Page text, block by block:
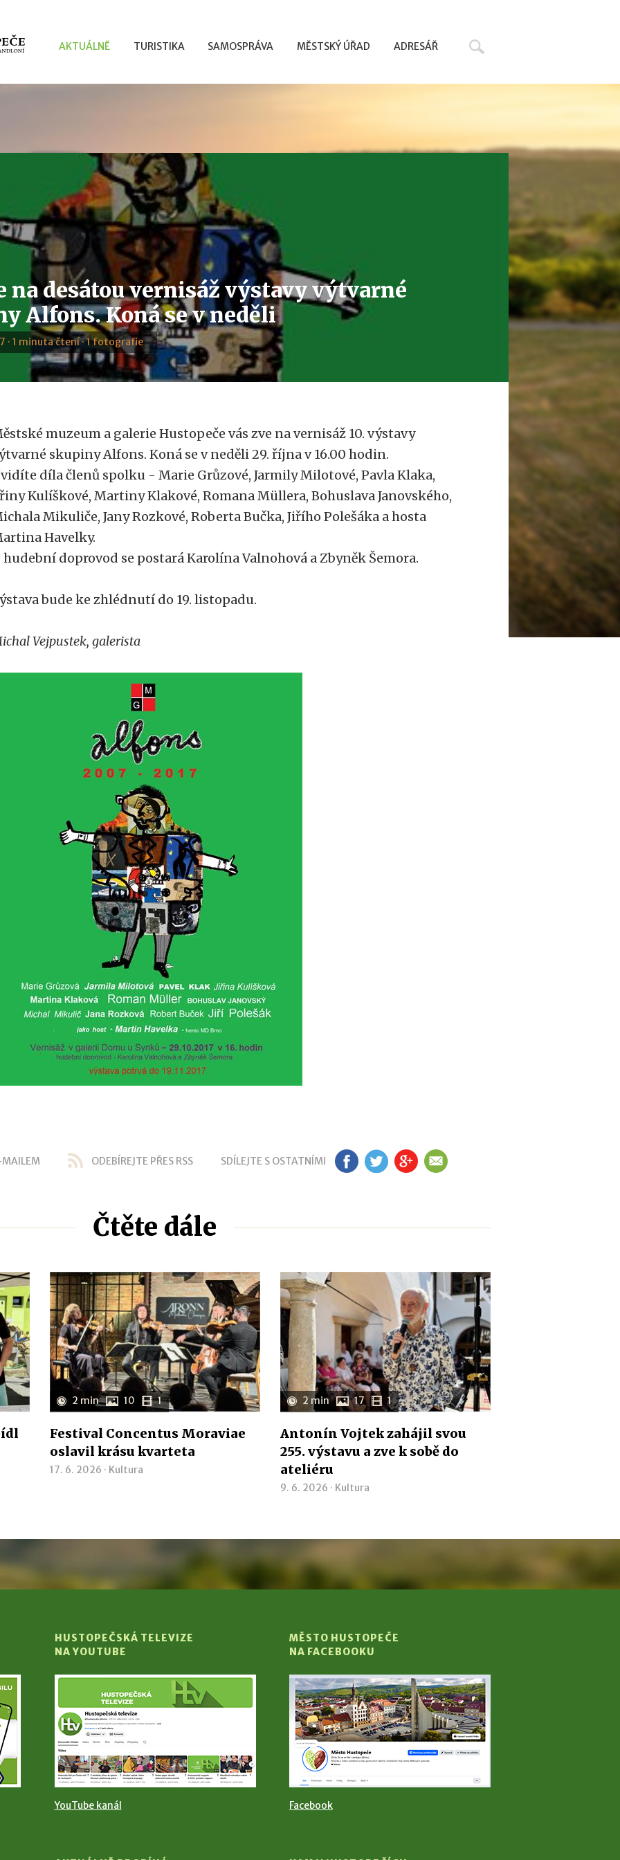
AKTUÁLNĚ TURISTIKA SAMOSPRÁVA MĚSTSKÝ ÚŘAD ADRESÁŘ
na desátou vernisáž výstavy výtvarné
Alfons. Koná se v neděli
· 1 minuta čtení · 1 fotografie
muzeum a galerie Hustopeče vás zve na vernisáž 10. výstavy
skupiny Alfons. Koná se v neděli 29. října v 16.00 hodin.
díla členů spolku - Marie Grůzové, Jarmily Milotové, Pavla Klaka,
Kulíškové, Martiny Klakové, Romana Müllera, Bohuslava Janovského,
Mikuliče, Jany Rozkové, Roberta Bučka, Jiřího Polešáka a hosta
Havelky.
hudební doprovod se postará Karolína Valnohová a Zbyněk Šemora.
bude ke zhlédnutí do 19. listopadu.
Vejpustek, galerista
ODEBÍREJTE PŘES RSS SDÍLEJTE S OSTATNÍMI FB TW GP EM
Čtěte dále
2 min 10 1
Festival Concentus Moraviae
oslavil krásu kvarteta
17. 6. 2026 · Kultura
2 min 17 1
Antonín Vojtek zahájil svou
255. výstavu a zve k sobě do
ateliéru
9. 6. 2026 · Kultura
HUSTOPEČSKÁ TELEVIZE
NA YOUTUBE
YouTube kanál
MĚSTO HUSTOPEČE
NA FACEBOOKU
Facebook